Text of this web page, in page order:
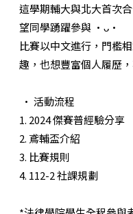
這學期輔大與北大首次
望同學踴躍參與 •ᴗ•
比賽以中文進行，門檻
趣，也想豐富個人履歷
• 活動流程
1. 2024 傑賽普經驗分享
2. 鳶輔盃介紹
3. 比賽規則
4. 112-2 社課規劃